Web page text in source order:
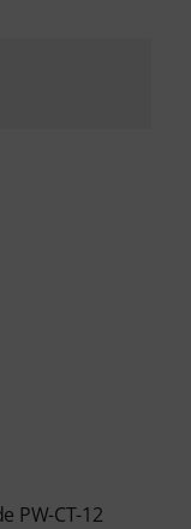
PW-CT-12